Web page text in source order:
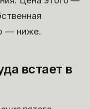
— ниже.
встает в